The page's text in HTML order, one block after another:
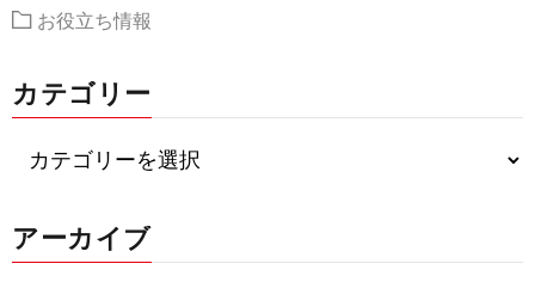
お役立ち情報
カテゴリー
アーカイブ